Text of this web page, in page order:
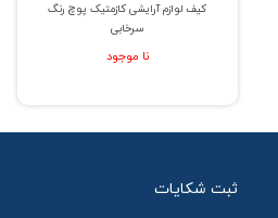
کیف لوازم آرایشی کازمتیک پوچ رنگ
سرخابی
نا موجود
ثبت شکایات